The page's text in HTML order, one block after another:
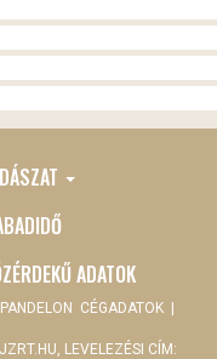
ADATOK
PANDELON CÉGADATOK |
, LEVELEZÉSI CÍM: